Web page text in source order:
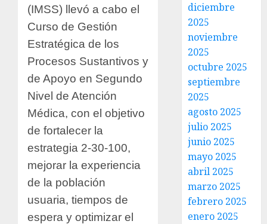
(IMSS) llevó a cabo el
Curso de Gestión
Estratégica de los
Procesos Sustantivos y
de Apoyo en Segundo
Nivel de Atención
Médica, con el objetivo
de fortalecer la
estrategia 2-30-100,
mejorar la experiencia
de la población
usuaria, tiempos de
espera y optimizar el
diciembre
2025
noviembre
2025
octubre 2025
septiembre
2025
agosto 2025
julio 2025
junio 2025
mayo 2025
abril 2025
marzo 2025
febrero 2025
enero 2025